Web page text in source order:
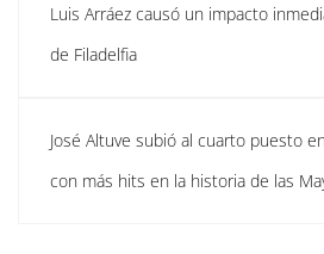
Luis Arráez causó un impacto
de Filadelfia
José Altuve subió al cuarto puesto
con más hits en la historia de las